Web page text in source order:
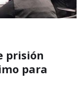
prisión
para